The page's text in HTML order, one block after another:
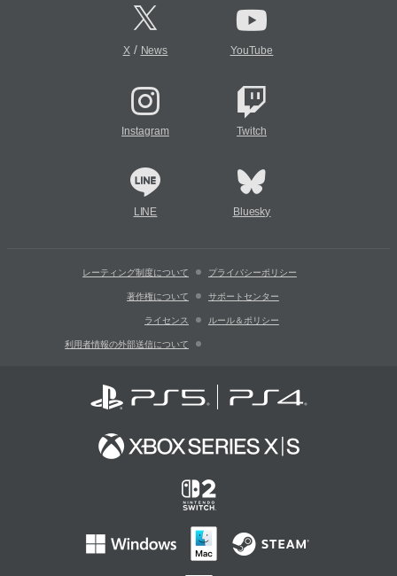
X/ News YouTube
Instagram Twitch
LINE Bluesky
レーティング制度について プライバシーポリシー
著作権について サポートセンター
ライセンス ルール＆ポリシー
利用者情報の外部送信について